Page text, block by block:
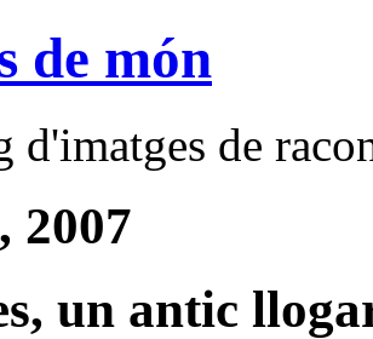
de món
d'imatges de
2007
un antic